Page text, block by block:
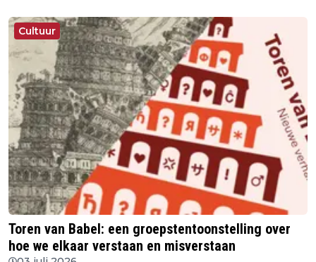
Cultuur
Toren van Babel: een groepstentoonstelling over
hoe we elkaar verstaan en misverstaan